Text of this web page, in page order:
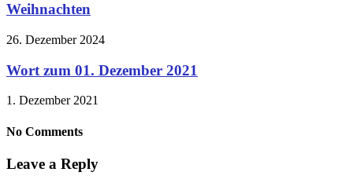
Weihnachten
26. Dezember 2024
Wort zum 01. Dezember 2021
1. Dezember 2021
No Comments
Leave a Reply